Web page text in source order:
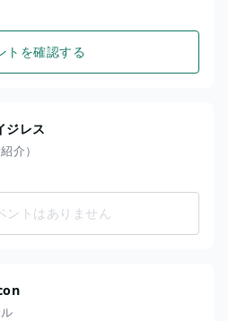
トを確認する
ジレス
介）
ントはありません